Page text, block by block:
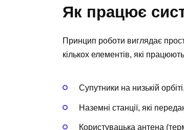
Як працює
Принцип роботи виглядає
кількох елементів, які
Супутники на низькій
Наземні станції, які
Користувацька антена